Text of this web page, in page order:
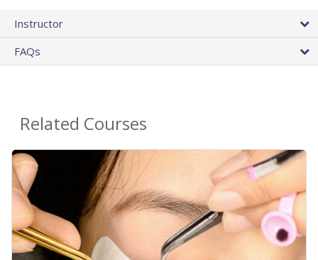
Instructor
FAQs
Related Courses